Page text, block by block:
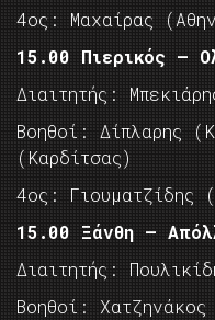
4ος: Μαχαίρας
15.00 Πιερικός –
Διαιτητής:
Βοηθοί: Δίπλαρης
(Καρδίτσας)
4ος: Γιουματζίδης
15.00 Ξάνθη –
Διαιτητής:
Βοηθοί: